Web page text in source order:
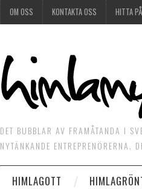
OM OSS KONTAKTA OSS HITTA
DET BUBBLAR AV FRAMÅTANDA I
NYTÄNKANDE
HIMLAGOTT